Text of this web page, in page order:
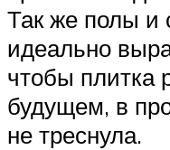
Так же полы и
идеально
чтобы плитка
будущем, в
не треснула.